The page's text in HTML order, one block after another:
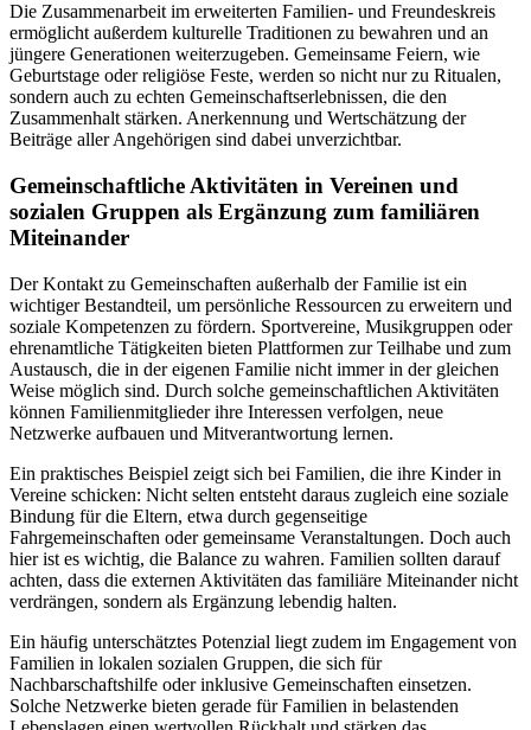
Die Zusammenarbeit im erweiterten Familien- und Freundeskreis
ermöglicht außerdem kulturelle Traditionen zu bewahren und an
jüngere Generationen weiterzugeben. Gemeinsame Feiern, wie
Geburtstage oder religiöse Feste, werden so nicht nur zu Ritualen,
sondern auch zu echten Gemeinschaftserlebnissen, die den
Zusammenhalt stärken. Anerkennung und Wertschätzung der
Beiträge aller Angehörigen sind dabei unverzichtbar.
Gemeinschaftliche Aktivitäten in Vereinen und
sozialen Gruppen als Ergänzung zum familiären
Miteinander
Der Kontakt zu Gemeinschaften außerhalb der Familie ist ein
wichtiger Bestandteil, um persönliche Ressourcen zu erweitern und
soziale Kompetenzen zu fördern. Sportvereine, Musikgruppen oder
ehrenamtliche Tätigkeiten bieten Plattformen zur Teilhabe und zum
Austausch, die in der eigenen Familie nicht immer in der gleichen
Weise möglich sind. Durch solche gemeinschaftlichen Aktivitäten
können Familienmitglieder ihre Interessen verfolgen, neue
Netzwerke aufbauen und Mitverantwortung lernen.
Ein praktisches Beispiel zeigt sich bei Familien, die ihre Kinder in
Vereine schicken: Nicht selten entsteht daraus zugleich eine soziale
Bindung für die Eltern, etwa durch gegenseitige
Fahrgemeinschaften oder gemeinsame Veranstaltungen. Doch auch
hier ist es wichtig, die Balance zu wahren. Familien sollten darauf
achten, dass die externen Aktivitäten das familiäre Miteinander nicht
verdrängen, sondern als Ergänzung lebendig halten.
Ein häufig unterschätztes Potenzial liegt zudem im Engagement von
Familien in lokalen sozialen Gruppen, die sich für
Nachbarschaftshilfe oder inklusive Gemeinschaften einsetzen.
Solche Netzwerke bieten gerade für Familien in belastenden